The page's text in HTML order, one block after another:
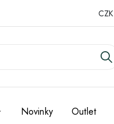
CZK
Novinky Outlet